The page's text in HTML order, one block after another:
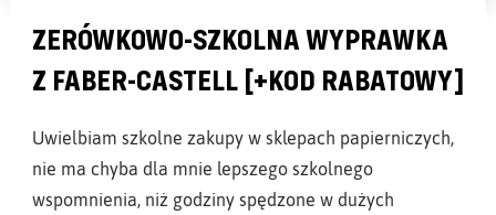
ZERÓWKOWO-SZKOLNA WYPRAWKA
Z FABER-CASTELL [+KOD RABATOWY]
Uwielbiam szkolne zakupy w sklepach papierniczych,
nie ma chyba dla mnie lepszego szkolnego
wspomnienia, niż godziny spędzone w dużych